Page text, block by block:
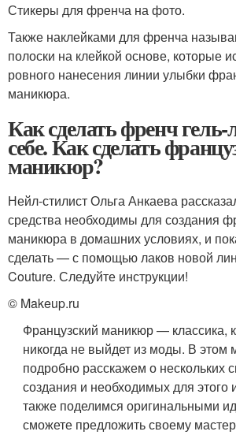
Стикеры для френча на фото.
Также наклейками для френча
полоски на клейкой основе, которые
ровного нанесения линии улыбки
маникюра.
Как сделать френч
себе. Как сделать
маникюр?
Нейл-стилист Ольга Анкаева
средства необходимы для создания
маникюра в домашних условиях, и
сделать — с помощью лаков новой
Couture. Следуйте инструкции!
© Makeup.ru
Французский маникюр — классика,
никогда не выйдет из моды. В этом
подробно расскажем о нескольких
создания и необходимых для этого
также поделимся оригинальными
сможете предложить своему